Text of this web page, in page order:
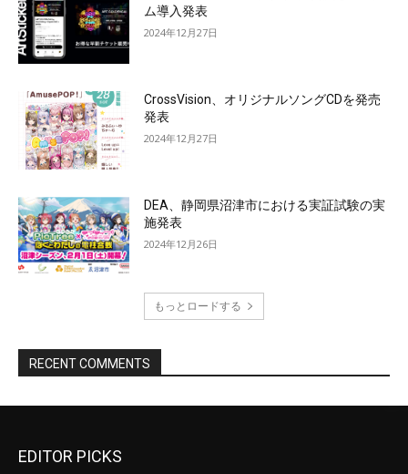
ム導入発表
2024年12月27日
CrossVision、オリジナルソングCDを発売
発表
2024年12月27日
DEA、静岡県沼津市における実証試験の実
施発表
2024年12月26日
もっとロードする
RECENT COMMENTS
EDITOR PICKS